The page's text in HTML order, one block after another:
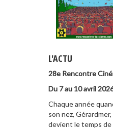
L'ACTU
28e Rencontre
Du 7 au 10 avril
Chaque année
son nez,
devient le temps de